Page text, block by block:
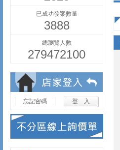
已成功發案數量
3888
總瀏覽人數
279472100
忘記密碼